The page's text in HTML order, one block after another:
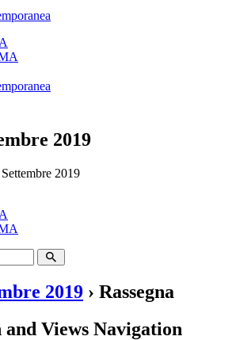
2019
2019
2019 › Rassegna
Views Navigation